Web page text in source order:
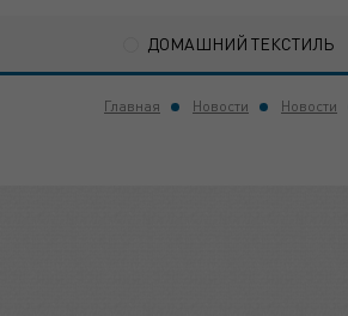
ДОМАШНИЙ ТЕКСТИЛЬ
Главная Новости Новости